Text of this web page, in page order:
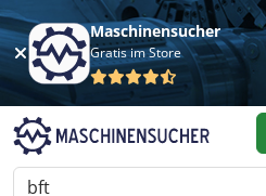
Maschinensucher
Gratis im Store